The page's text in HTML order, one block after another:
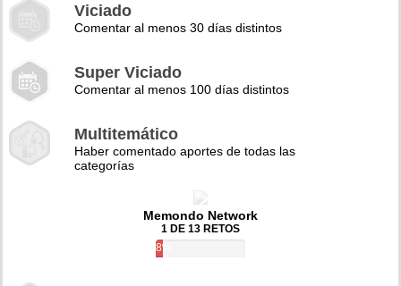
Viciado
Comentar al menos 30 días distintos
Super Viciado
Comentar al menos 100 días distintos
Multitemático
Haber comentado aportes de todas las
categorías
Memondo Network
1 DE 13 RETOS
8%